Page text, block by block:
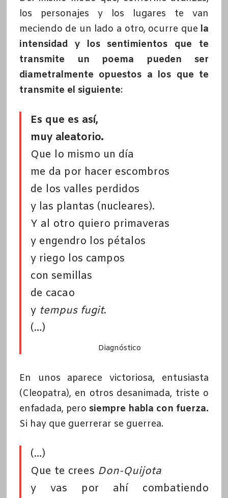
los personajes y los lugares te van
meciendo de un lado a otro, ocurre que la
intensidad y los sentimientos que te
transmite un poema pueden ser
diametralmente opuestos a los que te
transmite el siguiente:
Es que es así,
muy aleatorio.
Que lo mismo un día
me da por hacer escombros
de los valles perdidos
y las plantas (nucleares).
Y al otro quiero primaveras
y engendro los pétalos
y riego los campos
con semillas
de cacao
y tempus fugit.
(…)
Diagnóstico
En unos aparece victoriosa, entusiasta
(Cleopatra), en otros desanimada, triste o
enfadada, pero siempre habla con fuerza.
Si hay que guerrerar se guerrea.
(…)
Que te crees Don-Quijota
y vas por ahí combatiendo